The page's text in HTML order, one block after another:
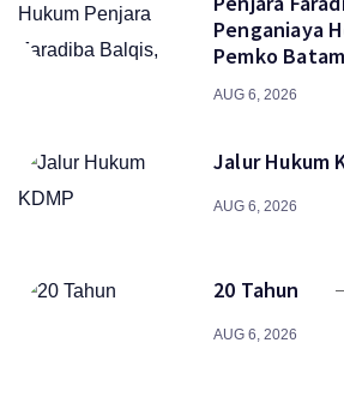
Penganiaya
Pemko Batam
AUG 6, 2026
Jalur Hukum
AUG 6, 2026
20 Tahun
AUG 6, 2026